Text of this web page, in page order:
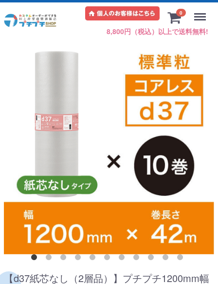
0
8,800円（税込）以上で送料無料!
Menu
【d37紙芯なし（2層品）】プチプチ1200mm幅